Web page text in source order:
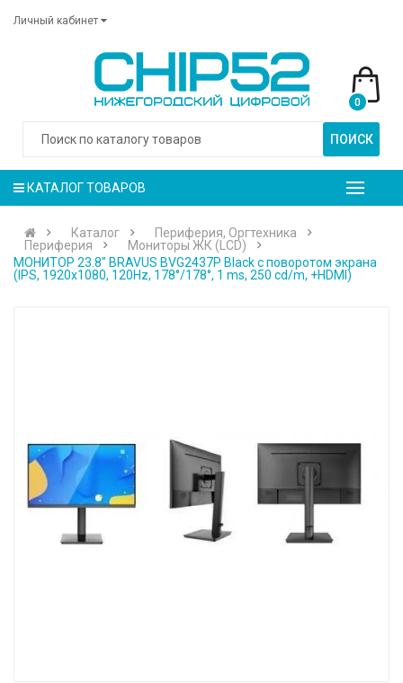
Личный кабинет
ПОИСК
0
КАТАЛОГ ТОВАРОВ
Каталог
Периферия, Оргтехника
Периферия
Мониторы ЖК (LCD)
МОНИТОР 23.8" BRAVUS BVG2437P Black с поворотом экрана
(IPS, 1920x1080, 120Hz, 178°/178°, 1 ms, 250 cd/m, +HDMI)